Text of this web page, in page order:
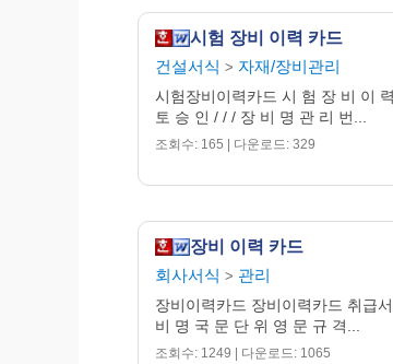
시험 장비 이력 카드
건설서식 > 자재/장비관리
시험장비이력카드 시 험 장 비 이
토 승 인 / / / 장 비 명 관 리 번...
조회수: 165 | 다운로드: 329
장비 이력 카드
회사서식 > 관리
장비이력카드 장비이력카드 취급
비 명 국 문 단 위 영 문 규 격...
조회수: 1249 | 다운로드: 1065